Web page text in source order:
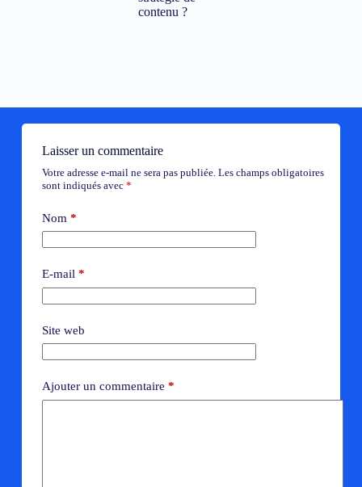
contenu ?
Laisser un commentaire
Votre adresse e-mail ne sera pas publiée. Les champs obligatoires
sont indiqués avec *
Nom *
E-mail*
Site web
Ajouter un commentaire *